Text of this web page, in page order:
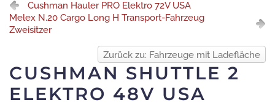
Cushman Hauler PRO Elektro 72V USA
Melex N.20 Cargo Long H Transport-Fahrzeug
Zweisitzer
Zurück zu: Fahrzeuge mit Ladefläche
CUSHMAN SHUTTLE 2
ELEKTRO 48V USA